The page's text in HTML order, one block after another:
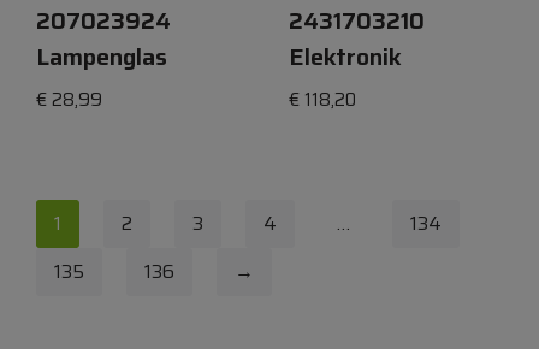
207023924
Lampenglas
€ 28,99
2431703210
Elektronik
€118,20
1 2 3 4 …
134
135
136 →